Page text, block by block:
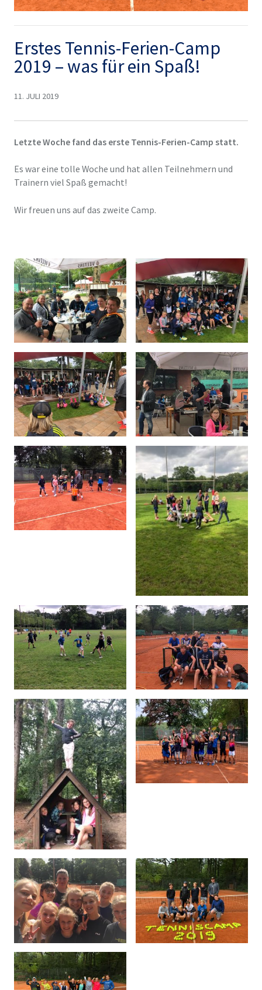
Erstes Tennis-Ferien-Camp
2019 – was für ein Spaß!
11. JULI 2019
Letzte Woche fand das erste Tennis-Ferien-Camp statt.
Es war eine tolle Woche und hat allen Teilnehmern und
Trainern viel Spaß gemacht!
Wir freuen uns auf das zweite Camp.